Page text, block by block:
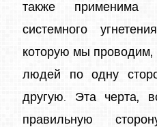
также
системного
которую мы проводим,
людей по одну
другую. Эта черта,
правильную